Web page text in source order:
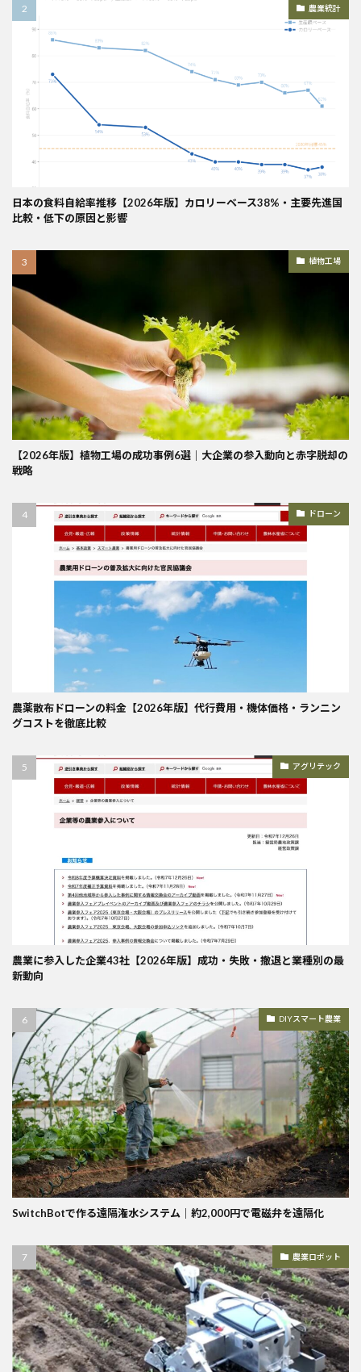
農業統計
日本の食料自給率推移【2026年版】カロリーベース38%・主要先進国
比較・低下の原因と影響
植物工場
【2026年版】植物工場の成功事例6選｜大企業の参入動向と赤字脱却の
戦略
ドローン
農薬散布ドローンの料金【2026年版】代行費用・機体価格・ランニン
グコストを徹底比較
アグリテック
農業に参入した企業43社【2026年版】成功・失敗・撤退と業種別の最
新動向
DIYスマート農業
SwitchBotで作る遠隔潅水システム｜約2,000円で電磁弁を遠隔化
農業ロボット